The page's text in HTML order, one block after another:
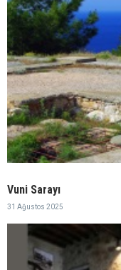
Vuni Sarayı
31 Ağustos 2025